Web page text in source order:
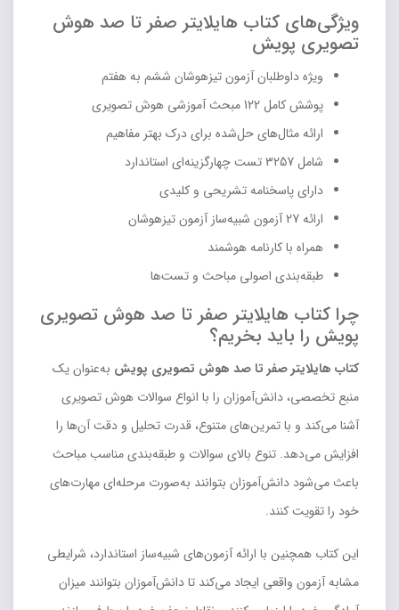
ویژگی‌های کتاب هایلایتر صفر تا صد هوش
تصویری پویش
ویژه داوطلبان آزمون تیزهوشان ششم به هفتم
پوشش کامل 122 مبحث آموزشی هوش تصویری
ارائه مثال‌های حل‌شده برای درک بهتر مفاهیم
شامل 3257 تست چهارگزینه‌ای استاندارد
دارای پاسخنامه تشریحی و کلیدی
ارائه 27 آزمون شبیه‌ساز آزمون تیزهوشان
همراه با کارنامه هوشمند
طبقه‌بندی اصولی مباحث و تست‌ها
چرا کتاب هایلایتر صفر تا صد هوش تصویری
پویش را باید بخریم؟
کتاب هایلایتر صفر تا صد هوش تصویری پویش به‌عنوان یک
منبع تخصصی، دانش‌آموزان را با انواع سوالات هوش تصویری
آشنا می‌کند و با تمرین‌های متنوع، قدرت تحلیل و دقت آن‌ها را
افزایش می‌دهد. تنوع بالای سوالات و طبقه‌بندی مناسب مباحث
باعث می‌شود دانش‌آموزان بتوانند به‌صورت مرحله‌ای مهارت‌های
خود را تقویت کنند.
این کتاب همچنین با ارائه آزمون‌های شبیه‌ساز استاندارد، شرایطی
مشابه آزمون واقعی ایجاد می‌کند تا دانش‌آموزان بتوانند میزان